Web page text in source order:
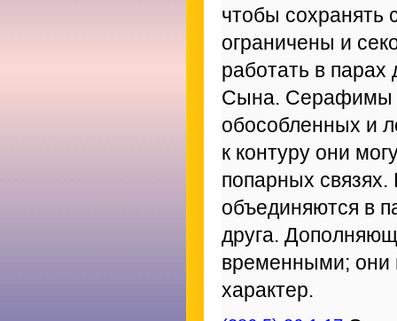
чтобы сохранять
ограничены и
работать в парах
Сына. Серафимы
обособленных и
к контуру они
попарных связях.
объединяются в
друга.
временными; они
характер.